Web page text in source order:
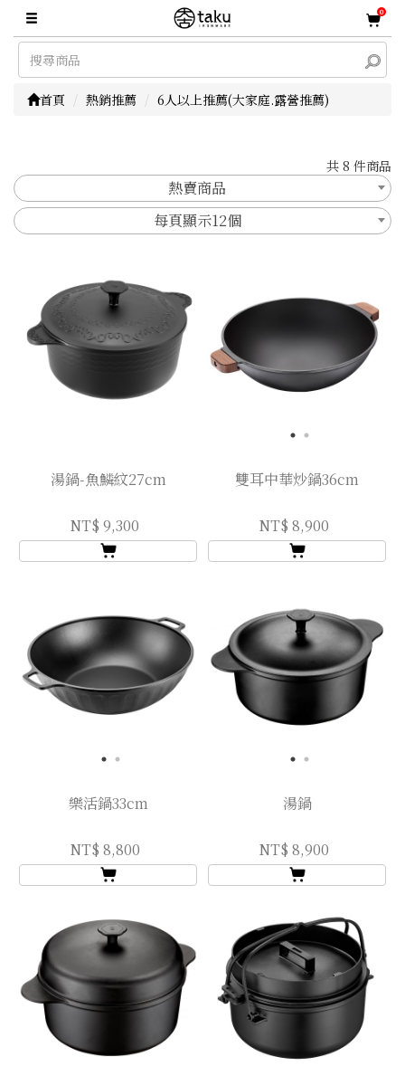
0
首頁 熱銷推薦 6人以上推薦(大家庭.露營推薦)
共 8 件商品
熱賣商品
每頁顯示12個
湯鍋-魚鱗紋27cm
NT$ 9,300
雙耳中華炒鍋36cm
NT$ 8,900
樂活鍋33cm
NT$ 8,800
湯鍋
NT$ 8,900